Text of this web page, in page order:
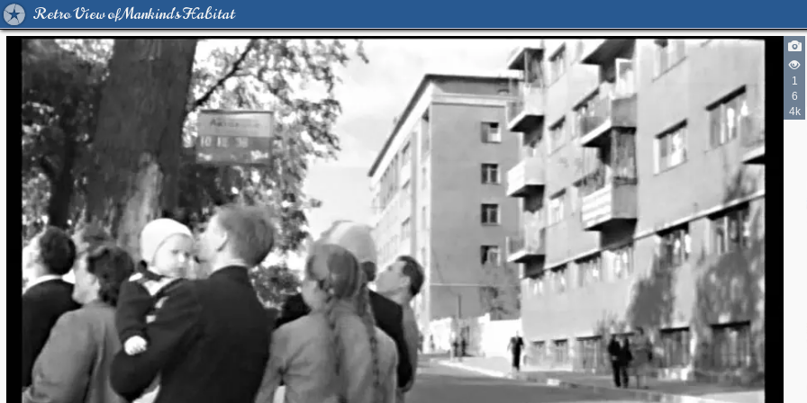
Retro View of Mankind's Habitat
1
6
4k